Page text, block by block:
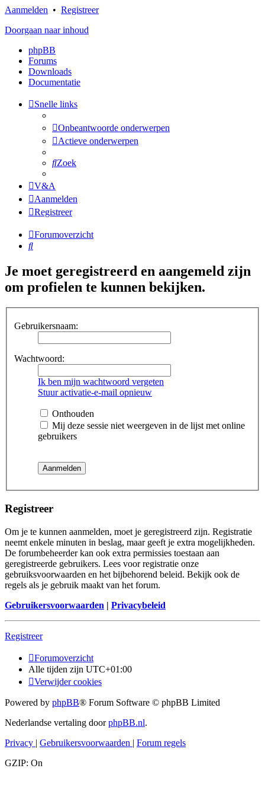
Aanmelden • Registreer
Doorgaan naar inhoud
phpBB
Forums
Downloads
Documentatie
Snelle links
Onbeantwoorde onderwerpen
Actieve onderwerpen
Zoek
V&A
Aanmelden
Registreer
Forumoverzicht
Zoek
Je moet geregistreerd en aangemeld zijn
om profielen te kunnen bekijken.
Gebruikersnaam:
Wachtwoord:
Ik ben mijn wachtwoord vergeten
Stuur activatie-e-mail opnieuw
Onthouden
Mij deze sessie niet weergeven in de lijst met online
gebruikers
Registreer
Om je te kunnen aanmelden, moet je geregistreerd zijn. Registratie
neemt enkele minuten in beslag, maar geeft je extra mogelijkheden.
De forumbeheerder kan ook extra permissies toestaan aan
geregistreerde gebruikers. Lees voor registratie onze
gebruiksvoorwaarden en het bijbehorend beleid. Bekijk ook de
regels als je gebruik maakt van het forum.
Gebruikersvoorwaarden | Privacybeleid
Registreer
Forumoverzicht
Alle tijden zijn UTC+01:00
Verwijder cookies
Powered by phpBB® Forum Software © phpBB Limited
Nederlandse vertaling doorphpBB.nl.
Privacy | Gebruikersvoorwaarden | Forum regels
GZIP: On